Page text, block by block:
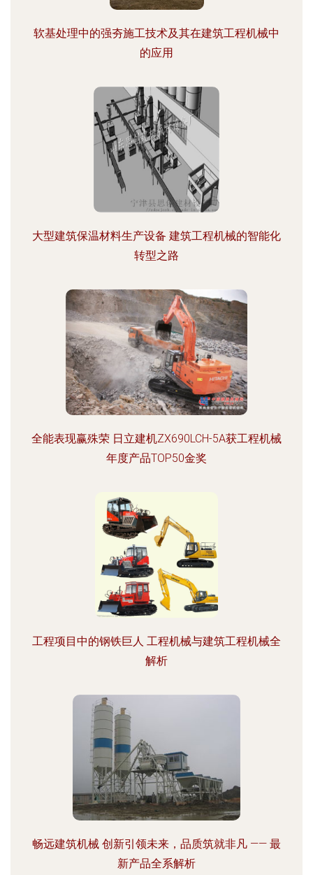
软基处理中的强夯施工技术及其在建筑工程机械中
的应用
大型建筑保温材料生产设备 建筑工程机械的智能化
转型之路
全能表现赢殊荣 日立建机ZX690LCH-5A获工程机械
年度产品TOP50金奖
工程项目中的钢铁巨人 工程机械与建筑工程机械全
解析
畅远建筑机械 创新引领未来，品质筑就非凡 —— 最
新产品全系解析